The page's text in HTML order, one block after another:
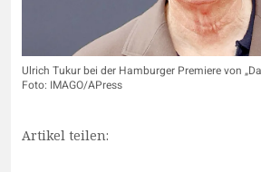
Ulrich Tukur bei der Hamburger Premiere von
Foto: IMAGO/APress
Artikel teilen: